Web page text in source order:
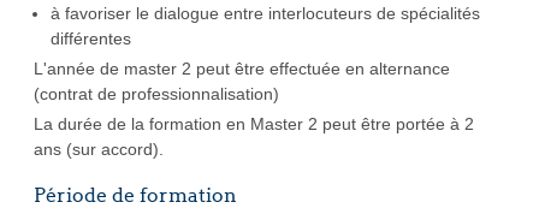
à favoriser le dialogue entre interlocuteurs de spécialités
différentes
L'année de master 2 peut être effectuée en alternance
(contrat de professionnalisation)
La durée de la formation en Master 2 peut être portée à 2
ans (sur accord).
Période de formation